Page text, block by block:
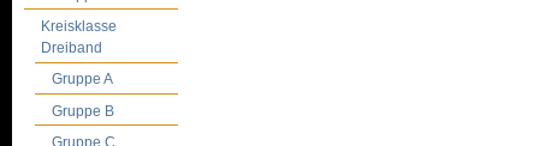
Kreisklasse
Dreiband
Gruppe A
Gruppe B
Gruppe C